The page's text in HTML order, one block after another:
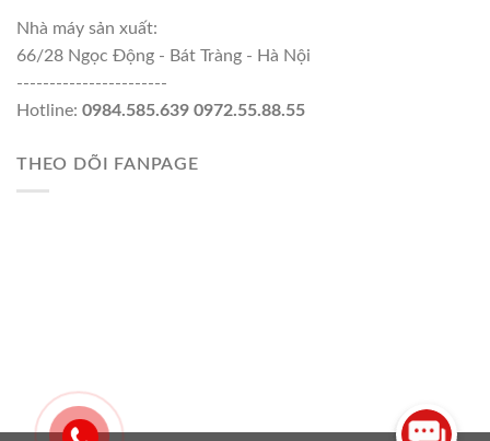
Nhà máy sản xuất:
66/28 Ngọc Động - Bát Tràng - Hà Nội
-----------------------
Hotline: 0984.585.639 0972.55.88.55
THEO DÕI FANPAGE